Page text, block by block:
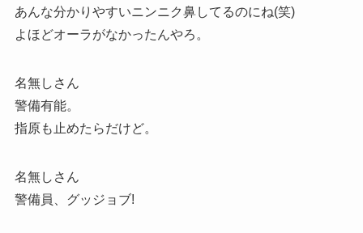
あんな分かりやすいニンニク鼻してるのにね(笑)
よほどオーラがなかったんやろ。
名無しさん
警備有能。
指原も止めたらだけど。
名無しさん
警備員、グッジョブ!